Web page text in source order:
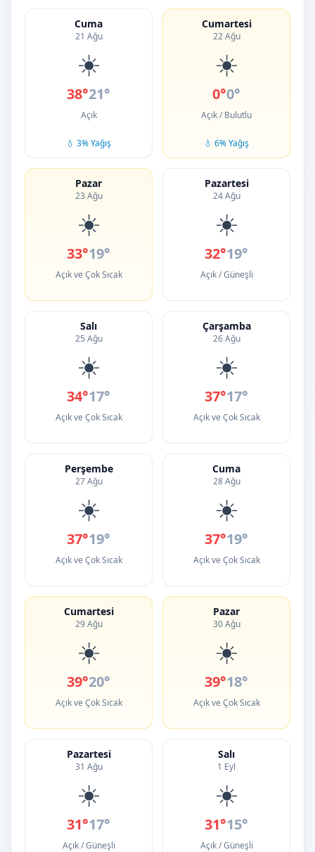
Cuma
21 Ağu
☀️
38°21°
Açık
💧 3% Yağış
Cumartesi
22 Ağu
☀️
0°0°
Açık / Bulutlu
💧 6% Yağış
Pazar
23 Ağu
☀️
33°19°
Açık ve Çok Sıcak
Pazartesi
24 Ağu
☀️
32°19°
Açık / Güneşli
Salı
25 Ağu
☀️
34°17°
Açık ve Çok Sıcak
Çarşamba
26 Ağu
☀️
37°17°
Açık ve Çok Sıcak
Perşembe
27 Ağu
☀️
37°19°
Açık ve Çok Sıcak
Cuma
28 Ağu
☀️
37°19°
Açık ve Çok Sıcak
Cumartesi
29 Ağu
☀️
39°20°
Açık ve Çok Sıcak
Pazar
30 Ağu
☀️
39°18°
Açık ve Çok Sıcak
Pazartesi
31 Ağu
☀️
31°17°
Açık / Güneşli
Salı
1 Eyl
☀️
31°15°
Açık / Güneşli